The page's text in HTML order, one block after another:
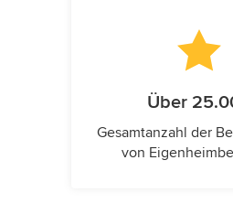
Über
Gesamtanzahl der
von